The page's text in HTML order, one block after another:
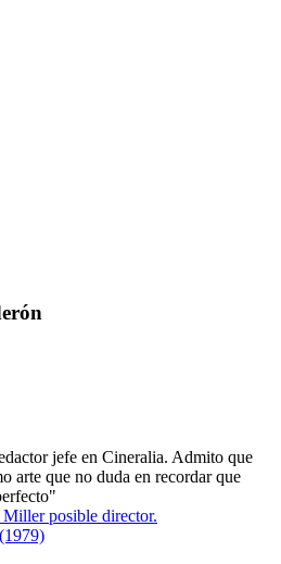
jefe en Cineralia. Admito que
arte que no duda en recordar que
posible director.